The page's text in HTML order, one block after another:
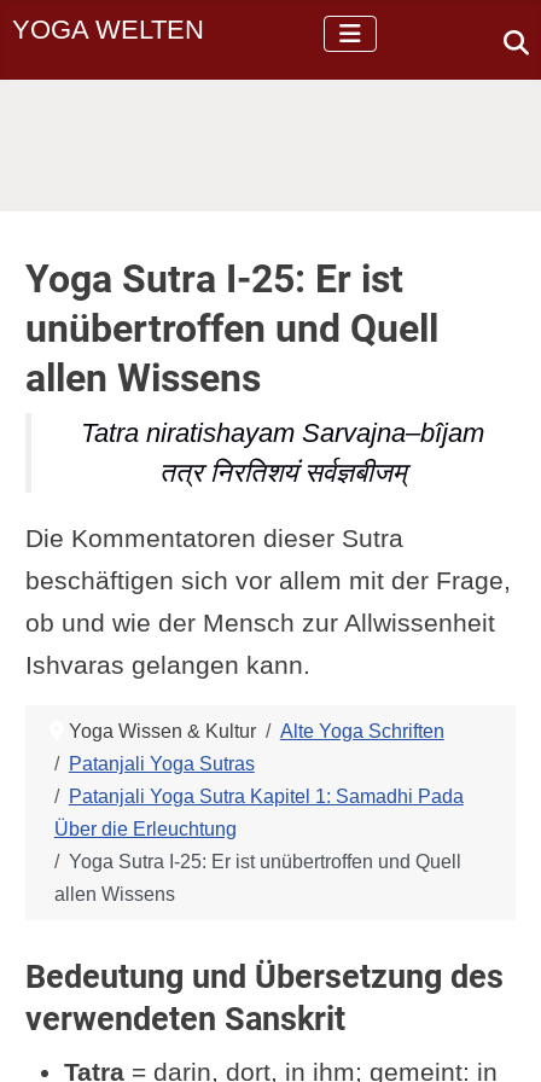
YOGA WELTEN
Yoga Sutra I-25: Er ist
unübertroffen und Quell
allen Wissens
Tatra niratishayam Sarvajna–bîjam
तत्र निरतिशयं सर्वज्ञबीजम्
Die Kommentatoren dieser Sutra
beschäftigen sich vor allem mit der Frage,
ob und wie der Mensch zur Allwissenheit
Ishvaras gelangen kann.
Yoga Wissen & Kultur
Alte Yoga Schriften
Patanjali Yoga Sutras
Patanjali Yoga Sutra Kapitel 1: Samadhi Pada
Über die Erleuchtung
Yoga Sutra I-25: Er ist unübertroffen und Quell
allen Wissens
Bedeutung und Übersetzung des
verwendeten Sanskrit
Tatra = darin, dort, in ihm; gemeint: in